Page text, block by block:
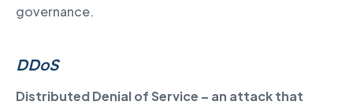
governance.
DDoS
Distributed Denial of Service – an attack that